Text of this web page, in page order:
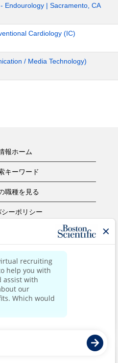
Endourology | Sacramento, CA
Cardiology (IC)
/ Media Technology)
報ホーム
キーワード
職種を見る
ーポリシー
権表示
合せ
ィックウェブサイトホーム